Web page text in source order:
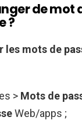
de mot
?
les mots de
> Mots de
Web/apps ;